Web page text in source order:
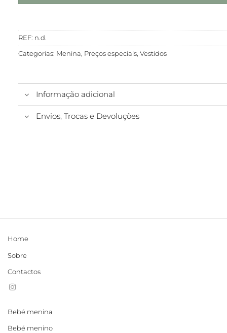
REF: n.d.
Categorias: Menina, Preços especiais, Vestidos
Informação adicional
Envios, Trocas e Devoluções
Home
Sobre
Contactos
Bebé menina
Bebé menino